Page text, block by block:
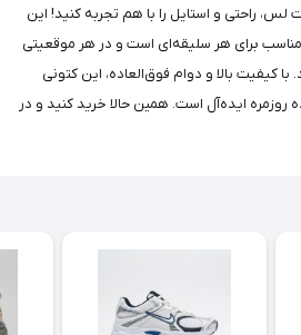
راحتی و استایل را با هم تجربه کنید! این
برای هر سلیقه‌ای است و در هر موقعیتی
کیفیت بالا و دوام فوق‌العاده، این کتونی
روزمره ایده‌آل است. همین حالا خرید کنید و در